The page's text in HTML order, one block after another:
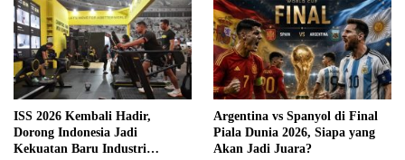
ISS 2026 Kembali Hadir,
Dorong Indonesia Jadi
Kekuatan Baru Industri
Argentina vs Spanyol di Final
Piala Dunia 2026, Siapa yang
Akan Jadi Juara?